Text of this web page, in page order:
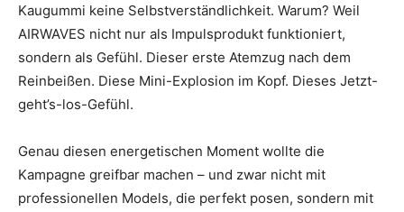
Kaugummi keine Selbstverständlichkeit. Warum? Weil
AIRWAVES nicht nur als Impulsprodukt funktioniert,
sondern als Gefühl. Dieser erste Atemzug nach dem
Reinbeißen. Diese Mini-Explosion im Kopf. Dieses Jetzt-
geht’s-los-Gefühl.
Genau diesen energetischen Moment wollte die
Kampagne greifbar machen – und zwar nicht mit
professionellen Models, die perfekt posen, sondern mit